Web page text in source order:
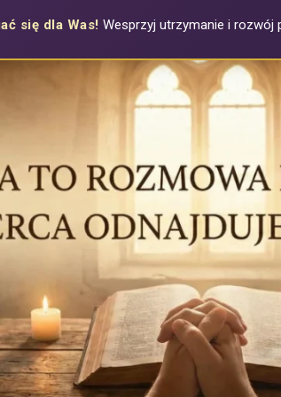
się dla Was! Wesprzyj utrzymanie i rozwój